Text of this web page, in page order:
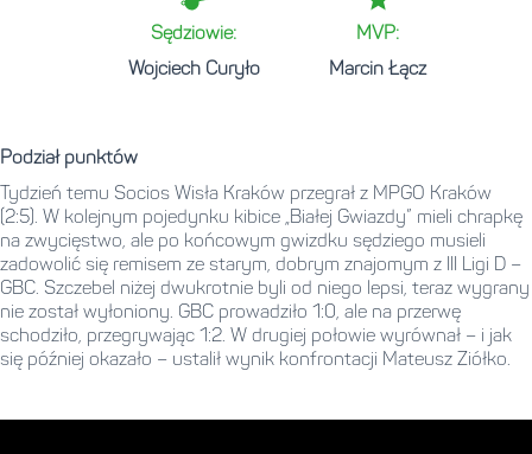
Sędziowie:
Wojciech Curyło
MVP:
Marcin Łącz
Podział punktów
Tydzień temu Socios Wisła Kraków przegrał z MPGO Kraków
(2:5). W kolejnym pojedynku kibice „Białej Gwiazdy” mieli chrapkę
na zwycięstwo, ale po końcowym gwizdku sędziego musieli
zadowolić się remisem ze starym, dobrym znajomym z III Ligi D –
GBC. Szczebel niżej dwukrotnie byli od niego lepsi, teraz wygrany
nie został wyłoniony. GBC prowadziło 1:0, ale na przerwę
schodziło, przegrywając 1:2. W drugiej połowie wyrównał – i jak
się później okazało – ustalił wynik konfrontacji Mateusz Ziółko.